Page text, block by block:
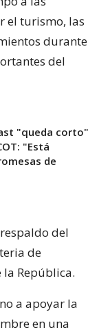
el turismo, las
durante
del
"queda corto"
"Está
de
del
de
República.
a apoyar la
en una